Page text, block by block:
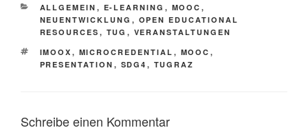
KATEGORIEN
ALLGEMEIN , E-LEARNING , MOOC ,
NEUENTWICKLUNG , OPEN EDUCATIONAL
RESOURCES , TUG , VERANSTALTUNGEN
SCHLAGWÖRTER
IMOOX , MICROCREDENTIAL , MOOC ,
PRESENTATION , SDG4 , TUGRAZ
Schreibe einen Kommentar